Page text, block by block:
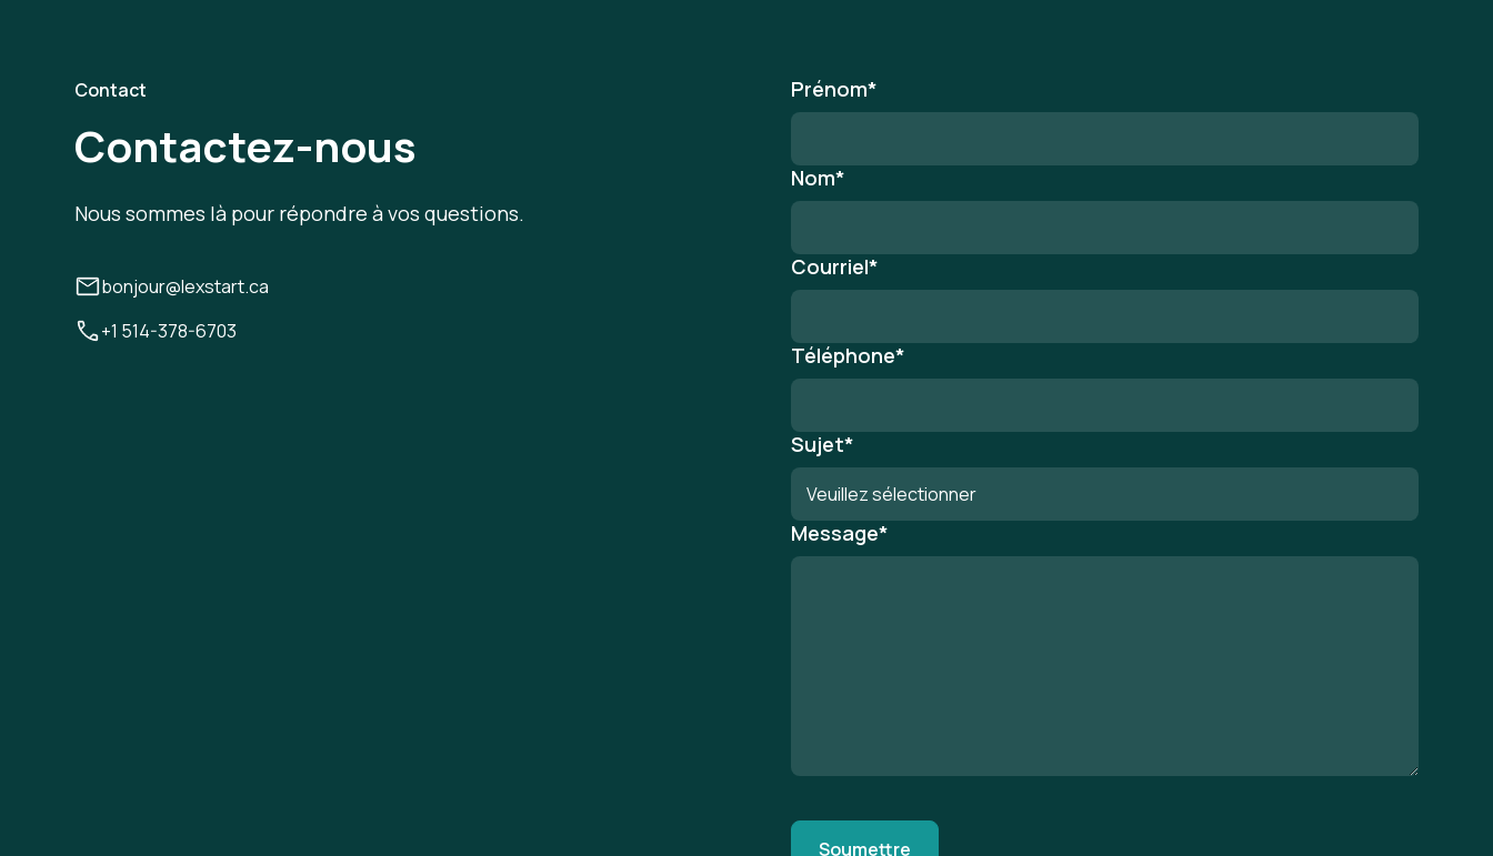
Contact
Contactez-nous
Nous sommes là pour répondre à vos questions.
bonjour@lexstart.ca
+1 514-378-6703
Prénom*
Nom*
Courriel*
Téléphone*
Sujet*
Message*